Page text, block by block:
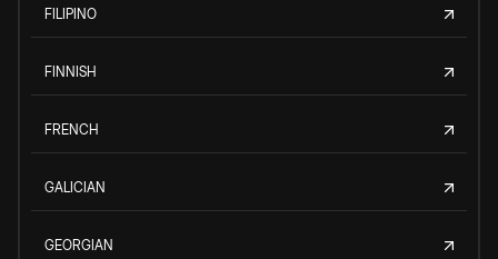
FILIPINO
FINNISH
FRENCH
GALICIAN
GEORGIAN